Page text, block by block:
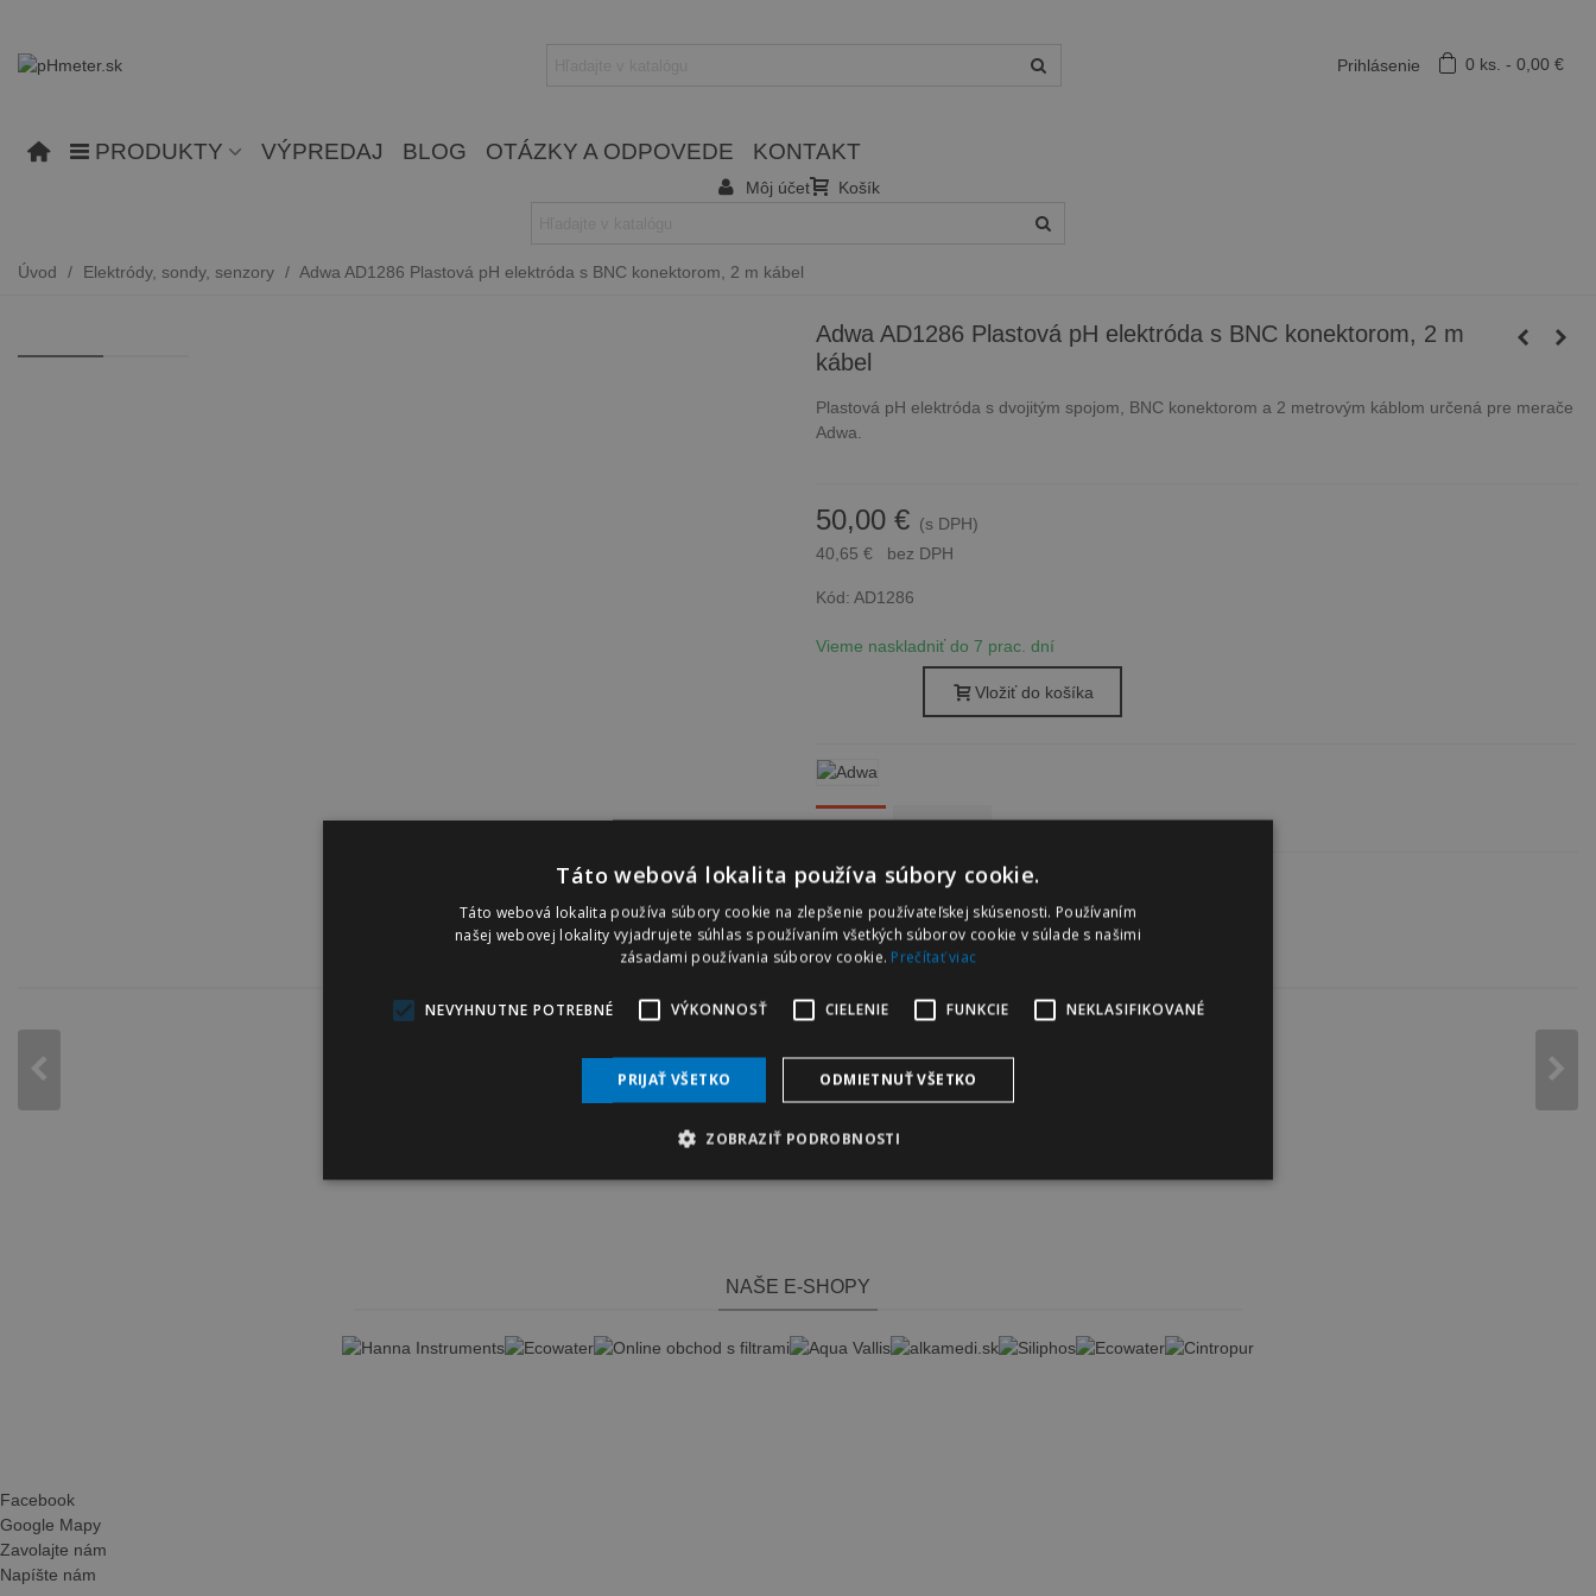
Prihlásenie 0 ks. - 0,00 €
PRODUKTY VÝPREDAJ BLOG OTÁZKY A ODPOVEDE KONTAKT
Môj účet Košík
Úvod / Elektródy, sondy, senzory / Adwa AD1286 Plastová pH elektróda s BNC konektorom, 2 m kábel
Adwa AD1286 Plastová pH elektróda s BNC konektorom, 2 m
kábel
Plastová pH elektróda s dvojitým spojom, BNC konektorom a 2 metrovým káblom určená pre merače
Adwa.
50,00 € (s DPH)
40,65 €
bez DPH
Kód: AD1286
Vieme naskladniť do 7 prac. dní
Vložiť do košíka
ĎALŠIE PRODUKTY V ROVNAKEJ KATEGÓRII (16)
Vložiť do košíka
Adwa AD11P Náhradná pH elektróda pre AD11 a AD12
(s DPH) 37,00 € -10%
NAŠE E-SHOPY
Facebook
Google Mapy
Zavolajte nám
Napíšte nám
Táto webová lokalita používa súbory cookie.
Táto webová lokalita používa súbory cookie na zlepšenie používateľskej skúsenosti. Používaním
našej webovej lokality vyjadrujete súhlas s používaním všetkých súborov cookie v súlade s našimi
zásadami používania súborov cookie. Prečítať viac
NEVYHNUTNE POTREBNÉ VÝKONNOSŤ CIELENIE FUNKCIE NEKLASIFIKOVANÉ
PRIJAŤ VŠETKO ODMIETNUŤ VŠETKO
ZOBRAZIŤ PODROBNOSTI